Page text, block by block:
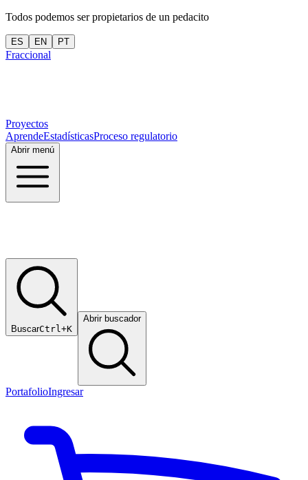
Todos podemos ser propietarios de un pedacito
ES EN PT
Fraccional
Proyectos
AprendeEstadísticasProceso regulatorio
Abrir menú
BuscarCtrl+K
Abrir buscador
PortafolioIngresar